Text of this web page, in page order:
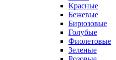
Красные
Бежевые
Бирюзовые
Голубые
Фиолетовые
Зеленые